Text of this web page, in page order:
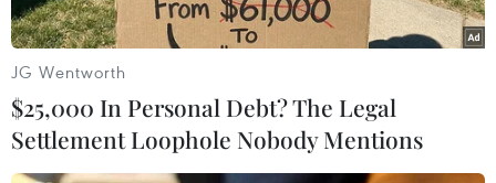
#Thỏa thuận hạt nhân Iran
#Mỹ-Iran
#đàm phán hạt nhân
#JCPOA
#dỡ bỏ cấm vận
JG Wentworth
$25,000 In Personal Debt? The Legal
Settlement Loophole Nobody Mentions